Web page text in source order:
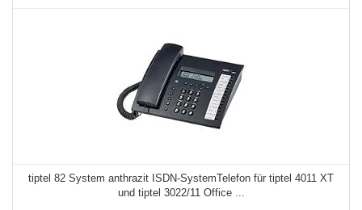
tiptel 82 System anthrazit ISDN-SystemTelefon für tiptel 4011 XT
und tiptel 3022/11 Office ...